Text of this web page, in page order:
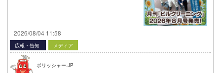
2026/08/04 11:58
広報・告知 メディア
ポリッシャー.JP